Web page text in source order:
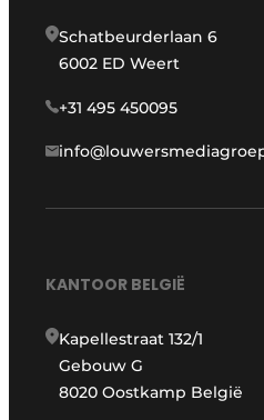
Schatbeurderlaan 6
6002 ED Weert
+31 495 450095
KANTOOR BELGIË
Kapellestraat 132/1
Gebouw G
8020 Oostkamp België